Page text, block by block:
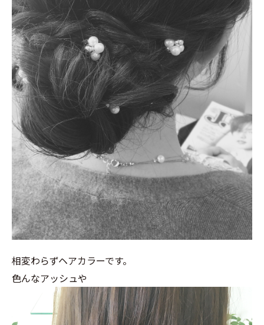
相変わらずヘアカラーです。
色んなアッシュや